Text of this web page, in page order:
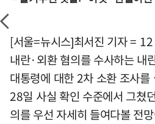
[서울=뉴시스]최서진 기자 =
내란·외환 혐의를 수사하는 내
대통령에 대한 2차 소환 조사
28일 사실 확인 수준에서 그쳤
의를 우선 자세히 들여다볼 전